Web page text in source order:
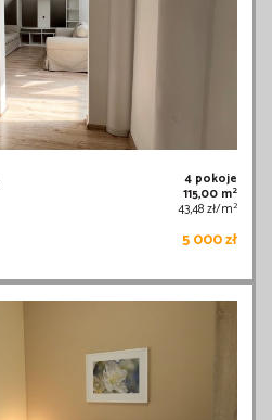
4 pokoje
115,00 m2
43,48 zł/m2
5 000 zł